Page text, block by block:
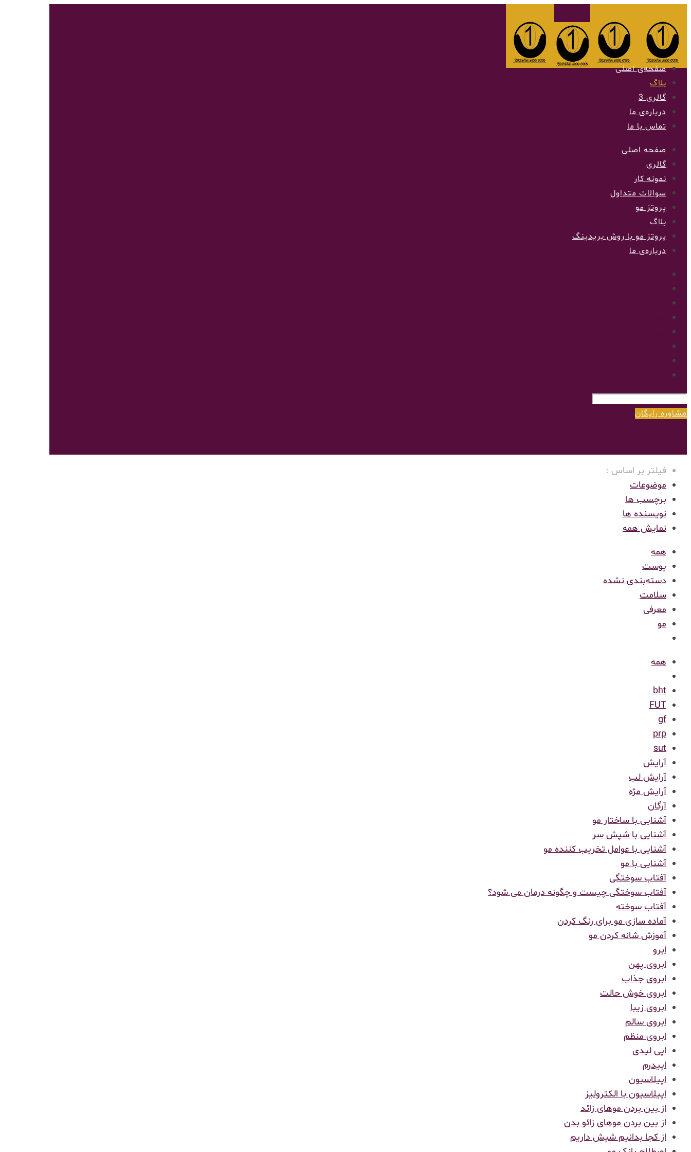
صفحه‌ی اصلی
بلاگ
گالری 3
درباره‌ی ما
تماس با ما
صفحه اصلی
گالری
نمونه کار
سوالات متداول
پروتز مو
بلاگ
پروتز مو با روش بریدینگ
درباره‌ی ما
مشاوره رایگان
فیلتر بر اساس :
موضوعات
برچسب ها
نویسنده ها
نمایش همه
همه
پوست
دسته‌بندی نشده
سلامت
معرفی
مو
همه
bht
FUT
gf
prp
sut
آرایش
آرایش لب
آرایش مژه
آرگان
آشنایی با ساختار مو
آشنایی با شپش سر
آشنایی با عوامل تخریب کننده مو
آشنایی با مو
آفتاب سوختگی
آفتاب سوختگی چیست و چگونه درمان می شود؟
آفتاب سوخته
آماده سازی مو برای رنگ کردن
آموزش شانه کردن مو
ابرو
ابروی پهن
ابروی جذاب
ابروی خوش حالت
ابروی زیبا
ابروی سالم
ابروی منظم
اپی لیدی
اپیدرم
اپیلاسیون
اپیلاسیون با الکترولیز
از بین بردن موهای زائد
از بین بردن موهای زائو بدن
از کجا بدانیم شپش داریم